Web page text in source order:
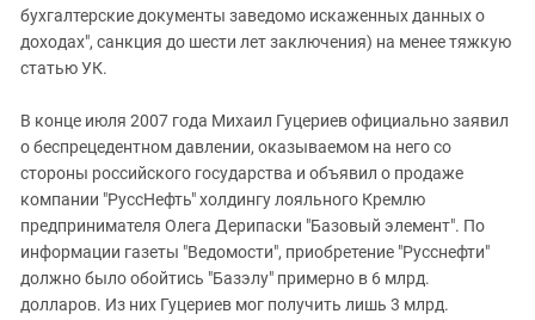
бухгалтерские документы заведомо искаженных данных о
доходах", санкция до шести лет заключения) на менее тяжкую
статью УК.
В конце июля 2007 года Михаил Гуцериев официально заявил
о беспрецедентном давлении, оказываемом на него со
стороны российского государства и объявил о продаже
компании "РуссНефть" холдингу лояльного Кремлю
предпринимателя Олега Дерипаски "Базовый элемент". По
информации газеты "Ведомости", приобретение "Русснефти"
должно было обойтись "Базэлу" примерно в 6 млрд.
долларов. Из них Гуцериев мог получить лишь 3 млрд.